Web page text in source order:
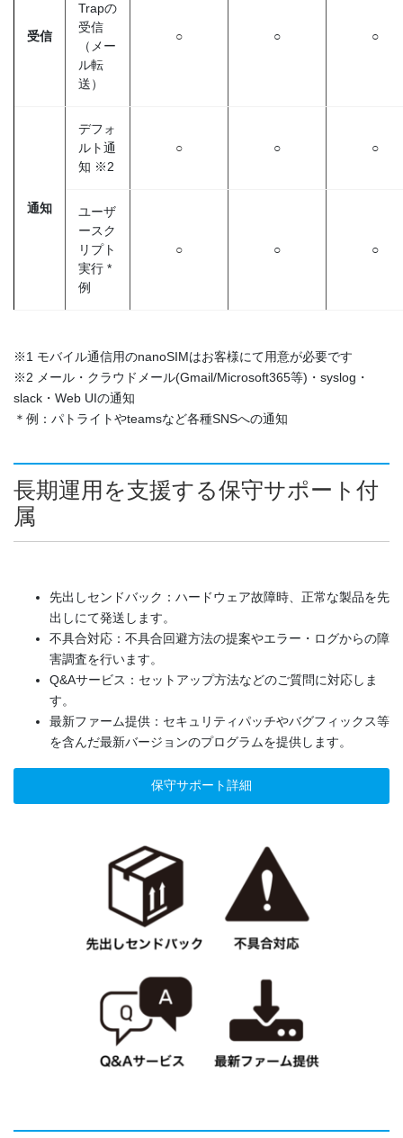
受信
Trapの
受信
（メー
ル転
送）
○ ○ ○
通知
デフォ
ルト通
知 ※2
○ ○ ○
ユーザ
ースク
リプト
実行 *
例
○ ○ ○
※1 モバイル通信用のnanoSIMはお客様にて用意が必要です
※2 メール・クラウドメール(Gmail/Microsoft365等)・syslog・
slack・Web UIの通知
＊例：パトライトやteamsなど各種SNSへの通知
長期運用を支援する保守サポート付
属
先出しセンドバック：ハードウェア故障時、正常な製品を先
出しにて発送します。
不具合対応：不具合回避方法の提案やエラー・ログからの障
害調査を行います。
Q&Aサービス：セットアップ方法などのご質問に対応しま
す。
最新ファーム提供：セキュリティパッチやバグフィックス等
を含んだ最新バージョンのプログラムを提供します。
保守サポート詳細